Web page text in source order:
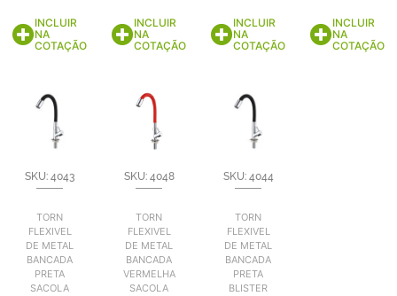
INCLUIR
NA
COTAÇÃO
INCLUIR
NA
COTAÇÃO
INCLUIR
NA
COTAÇÃO
INCLUIR
NA
COTAÇÃO
SKU: 4043
TORN
FLEXIVEL
DE METAL
BANCADA
PRETA
SACOLA
SKU: 4048
TORN
FLEXIVEL
DE METAL
BANCADA
VERMELHA
SACOLA
SKU: 4044
TORN
FLEXIVEL
DE METAL
BANCADA
PRETA
BLISTER